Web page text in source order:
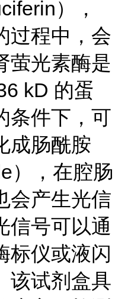
），
过程中，会
萤光素酶是
kD 的蛋
条件下，可
成肠酰胺
），在腔肠
会产生光信
信号可以通
标仪或液闪
该试剂盒具